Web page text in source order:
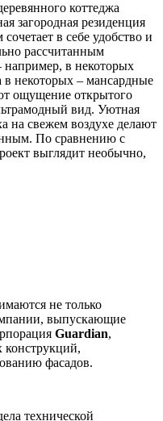
коттеджа
загородная резиденция
в себе удобство и
рассчитанным
в некоторых
в некоторых – мансардные
ощущение открытого
вид. Уютная
на свежем воздухе делают
По сравнению с
выглядит необычно,
не только
выпускающие
Guardian,
конструкций,
фасадов.
технической